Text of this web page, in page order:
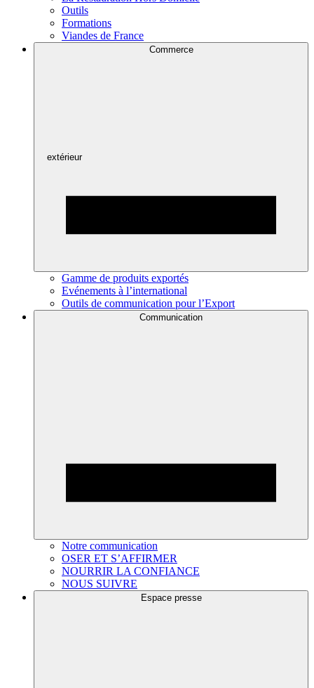
Outils
Formations
Viandes de France
Commerce
extérieur
Gamme de produits exportés
Evénements à l’international
Outils de communication pour l’Export
Communication
Notre communication
OSER ET S’AFFIRMER
NOURRIR LA CONFIANCE
NOUS SUIVRE
Espace presse